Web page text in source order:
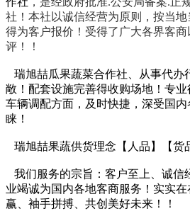
社！本社以诚信经营为原则，按当
得为客户报价！受得了广大各界客
评！！
瑞旭喆瓜果蔬菜合作社、从事代办
敞！配套设施完善得收购场地！专业
车辆调配方面，及时快捷，深受国
睐！
瑞旭喆果蔬供货理念【人品】【货
我们服务的宗旨：客户至上、诚信
业竭诚为国内各地客商服务！实实
赢、袖手拼搏、共创美好未来！！